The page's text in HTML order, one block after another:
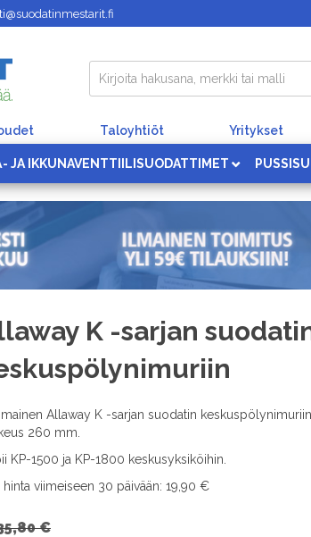
Taloyhtiöt Yritykset
JA IKKUNAVENTTIILISUODATTIMET
K -sarjan
Allaway K -sarjan suodatin
260 mm.
KP-1500 ja KP-1800 keskusyksiköihin.
hinta viimeiseen 30 päivään: 19,90 €
€